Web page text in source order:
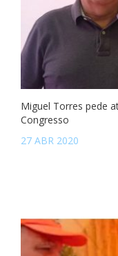
Miguel Torres pede
Congresso
27 ABR 2020